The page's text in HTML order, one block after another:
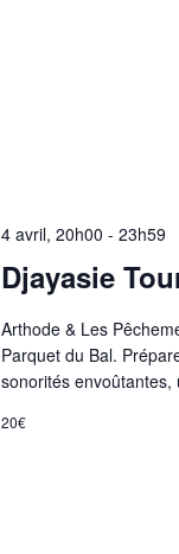
4 avril, 20h00 - 23h59
Djayasie
Arthode & Les
Parquet du Bal.
sonorités
20€